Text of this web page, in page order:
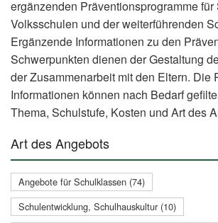
ergänzenden Präventionsprogramme
Volksschulen und der weiterführenden
Ergänzende Informationen zu den
Schwerpunkten dienen der Gestaltung
der Zusammenarbeit mit den Eltern. Die
Informationen können nach Bedarf
Thema, Schulstufe, Kosten und Art des
Art des Angebots
Angebote für Schulklassen (74)
Schulentwicklung, Schulhauskultur (10)